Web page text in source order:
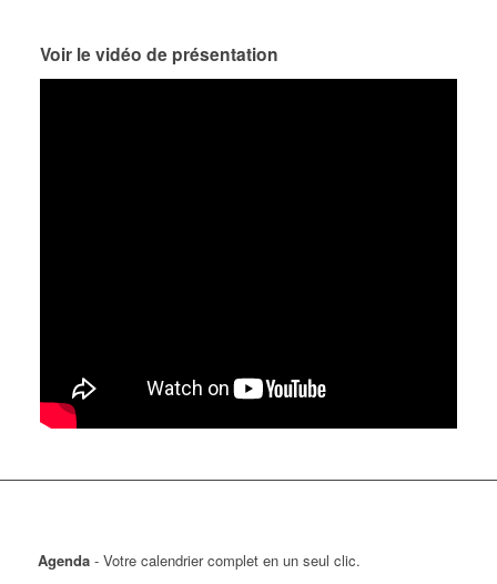
Voir le vidéo de présentation
Agenda- Votre calendrier complet en un seul clic.